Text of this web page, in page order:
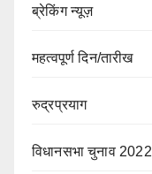
ब्रेकिंग न्यूज़
महत्वपूर्ण दिन/तारीख
रुद्रप्रयाग
विधानसभा चुनाव 2022